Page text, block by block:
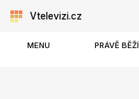
Vtelevizi.cz
MENU PRÁVĚ BĚŽÍ